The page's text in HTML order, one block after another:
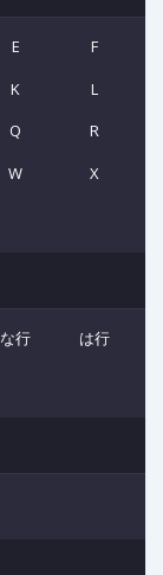
E
F
K
L
Q
R
W
X
な行
は行